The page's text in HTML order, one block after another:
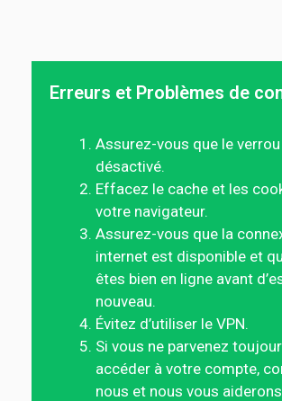
Erreurs et Problèmes de
Assurez-vous que le
désactivé.
Effacez le cache et les
votre navigateur.
Assurez-vous que la
internet est disponible et
êtes bien en ligne avant
nouveau.
Évitez d’utiliser le VPN.
Si vous ne parvenez
accéder à votre compte,
nous et nous vous